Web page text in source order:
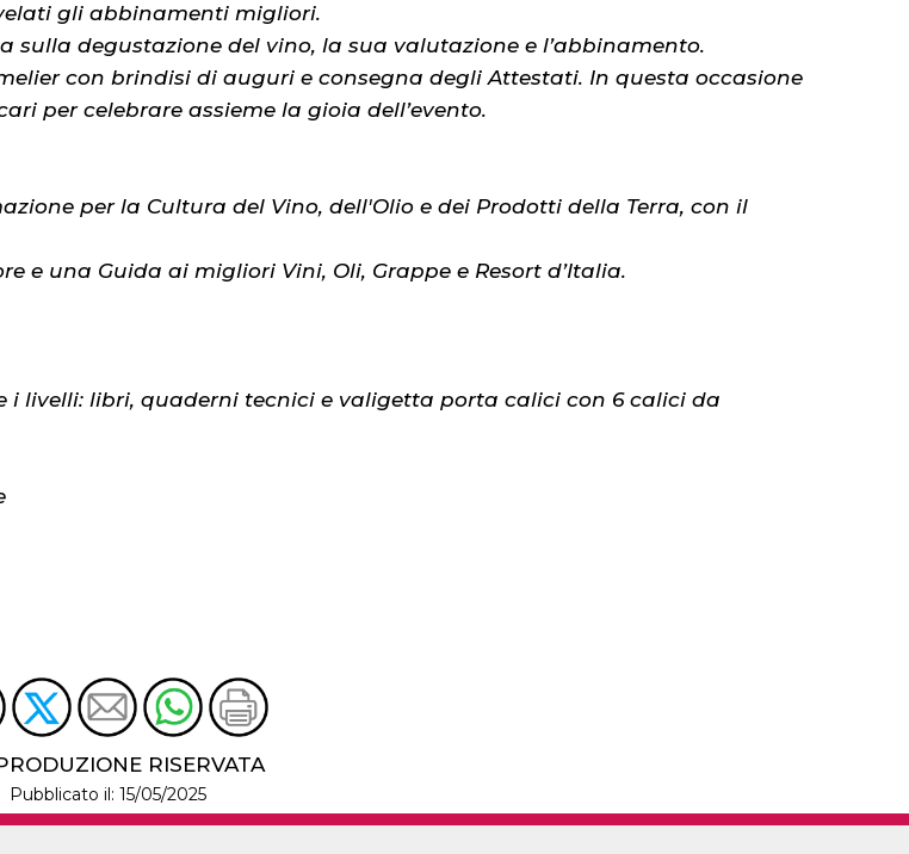
gli abbinamenti migliori.
degustazione del vino, la sua valutazione e l’abbinamento.
con brindisi di auguri e consegna degli Attestati. In questa occasione
per celebrare assieme la gioia dell’evento.
per la Cultura del Vino, dell'Olio e dei Prodotti della Terra, con il
e una Guida ai migliori Vini, Oli, Grappe e Resort d’Italia.
i livelli: libri, quaderni tecnici e valigetta porta calici con 6 calici da
RISERVATA
Pubblicato il: 15/05/2025